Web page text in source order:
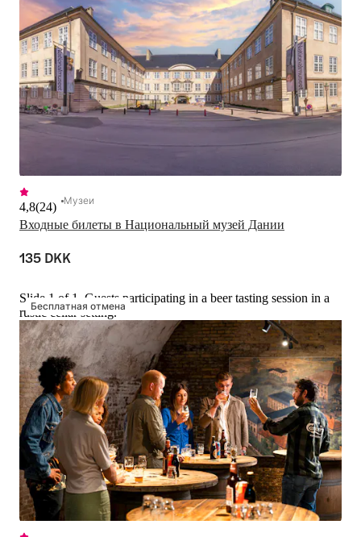
Входные билеты в Национальный музей Дании
4,8(24) Музеи
135 DKK
Бесплатная отмена
Slide 1 of 1, Guests participating in a beer tasting session in a
rustic cellar setting.